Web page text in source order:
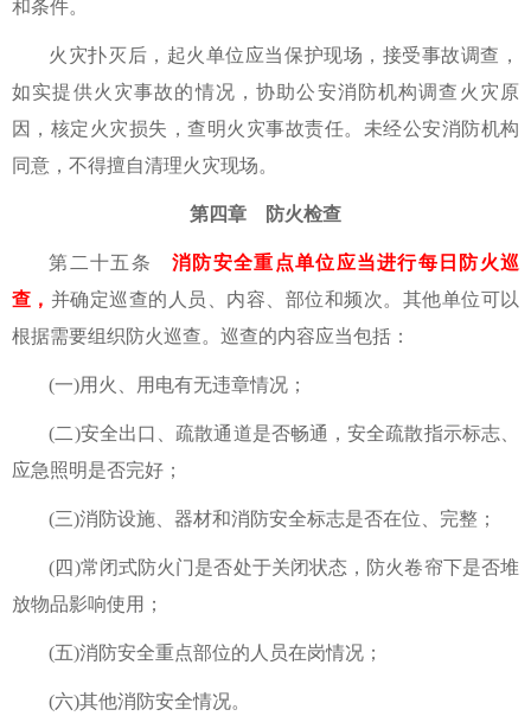
和条件。
火灾扑灭后，起火单位应当保护现场，接受事故调查，
如实提供火灾事故的情况，协助公安消防机构调查火灾原
因，核定火灾损失，查明火灾事故责任。未经公安消防机构
同意，不得擅自清理火灾现场。
第四章 防火检查
第二十五条 消防安全重点单位应当进行每日防火巡
查， 并确定巡查的人员、内容、部位和频次。其他单位可以
根据需要组织防火巡查。巡查的内容应当包括：
(一)用火、用电有无违章情况；
(二)安全出口、疏散通道是否畅通，安全疏散指示标志、
应急照明是否完好；
(三)消防设施、器材和消防安全标志是否在位、完整；
(四)常闭式防火门是否处于关闭状态，防火卷帘下是否堆
放物品影响使用；
(五)消防安全重点部位的人员在岗情况；
(六)其他消防安全情况。